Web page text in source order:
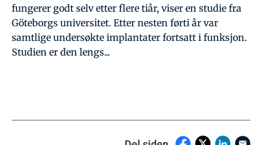
fungerer godt selv etter flere tiår, viser en studie fra
Göteborgs universitet. Etter nesten førti år var
samtlige undersøkte implantater fortsatt i funksjon.
Studien er den lengs...